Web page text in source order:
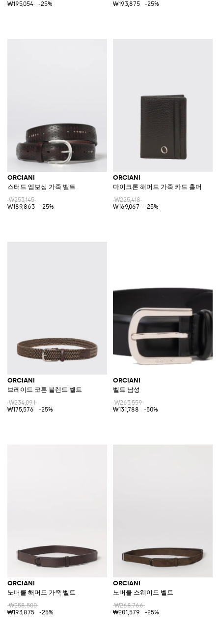
₩195,054
-25%
₩193,875
-25%
ORCIANI
스터드 엠보싱 가죽 벨트
₩253,145
₩189,863
-25%
ORCIANI
마이크론 해머드 가죽 카드 홀더
₩225,418
₩169,067
-25%
ORCIANI
브레이드 코튼 블렌드 벨트
₩234,091
₩175,576
-25%
ORCIANI
벨트 남성
₩263,559
₩131,788
-50%
ORCIANI
노버클 해머드 가죽 벨트
₩258,500
₩193,875
-25%
ORCIANI
노버클 스웨이드 벨트
₩268,766
₩201,579
-25%